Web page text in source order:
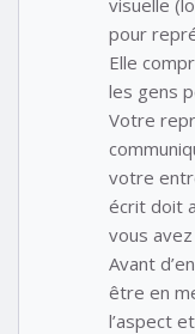
pour
Elle
les gens
Votre
votre
écrit doit
vous
Avant
être en
l’aspect